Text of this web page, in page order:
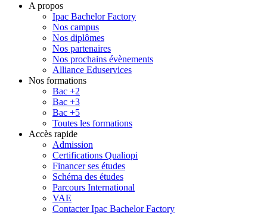
A propos
Ipac Bachelor Factory
Nos campus
Nos diplômes
Nos partenaires
Nos prochains évènements
Alliance Eduservices
Nos formations
Bac +2
Bac +3
Bac +5
Toutes les formations
Accès rapide
Admission
Certifications Qualiopi
Financer ses études
Schéma des études
Parcours International
VAE
Contacter Ipac Bachelor Factory